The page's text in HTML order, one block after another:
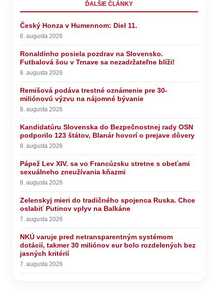
ĎALŠIE ČLÁNKY
Český Honza v Humennom: Diel 11.
8. augusta 2026
Ronaldinho posiela pozdrav na Slovensko.
Futbalová šou v Trnave sa nezadržateľne blíži!
8. augusta 2026
Remišová podáva trestné oznámenie pre 30-
miliónovú výzvu na nájomné bývanie
8. augusta 2026
Kandidatúru Slovenska do Bezpečnostnej rady OSN
podporilo 123 štátov, Blanár hovorí o prejave dôvery
8. augusta 2026
Pápež Lev XIV. sa vo Francúzsku stretne s obeťami
sexuálneho zneužívania kňazmi
8. augusta 2026
Zelenskyj mieri do tradičného spojenca Ruska. Chce
oslabiť Putinov vplyv na Balkáne
7. augusta 2026
NKÚ varuje pred netransparentným systémom
dotácií, takmer 30 miliónov eur bolo rozdelených bez
jasných kritérií
7. augusta 2026